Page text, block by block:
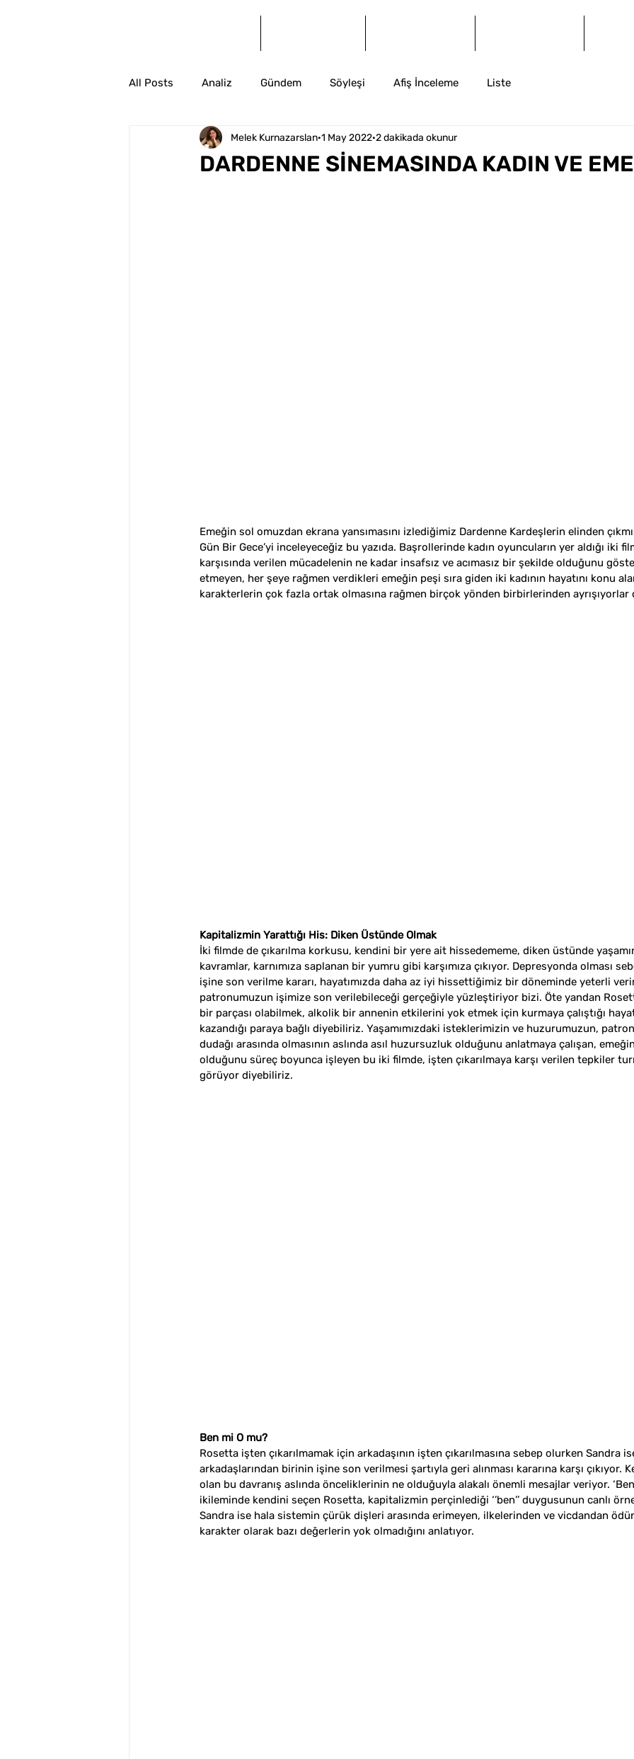
All Posts Analiz Gündem Söyleşi Afiş İnceleme Liste
DARDENNE SİNEMASINDA KADIN VE
Melek Kurnazarslan 1 May 2022 2 dakikada okunur
Emeğin sol omuzdan ekrana yansımasını izlediğimiz Dardenne Kardeşlerin elinden
Gün Bir Gece’yi inceleyeceğiz bu yazıda. Başrollerinde kadın oyuncuların yer aldığı iki
karşısında verilen mücadelenin ne kadar insafsız ve acımasız bir şekilde olduğunu
etmeyen, her şeye rağmen verdikleri emeğin peşi sıra giden iki kadının hayatını konu
karakterlerin çok fazla ortak olmasına rağmen birçok yönden birbirlerinden ayrışıyorlar
Kapitalizmin Yarattığı His: Diken Üstünde Olmak
İki filmde de çıkarılma korkusu, kendini bir yere ait hissedememe, diken üstünde
kavramlar, karnımıza saplanan bir yumru gibi karşımıza çıkıyor. Depresyonda olması
işine son verilme kararı, hayatımızda daha az iyi hissettiğimiz bir döneminde yeterli
patronumuzun işimize son verilebileceği gerçeğiyle yüzleştiriyor bizi. Öte yandan
bir parçası olabilmek, alkolik bir annenin etkilerini yok etmek için kurmaya çalıştığı
kazandığı paraya bağlı diyebiliriz. Yaşamımızdaki isteklerimizin ve huzurumuzun,
dudağı arasında olmasının aslında asıl huzursuzluk olduğunu anlatmaya çalışan,
olduğunu süreç boyunca işleyen bu iki filmde, işten çıkarılmaya karşı verilen tepkiler
görüyor diyebiliriz.
Ben mi O mu?
Rosetta işten çıkarılmamak için arkadaşının işten çıkarılmasına sebep olurken Sandra
arkadaşlarından birinin işine son verilmesi şartıyla geri alınması kararına karşı çıkıyor.
olan bu davranış aslında önceliklerinin ne olduğuyla alakalı önemli mesajlar veriyor.
ikileminde kendini seçen Rosetta, kapitalizmin perçinlediği ‘’ben’’ duygusunun canlı
Sandra ise hala sistemin çürük dişleri arasında erimeyen, ilkelerinden ve vicdandan
karakter olarak bazı değerlerin yok olmadığını anlatıyor.